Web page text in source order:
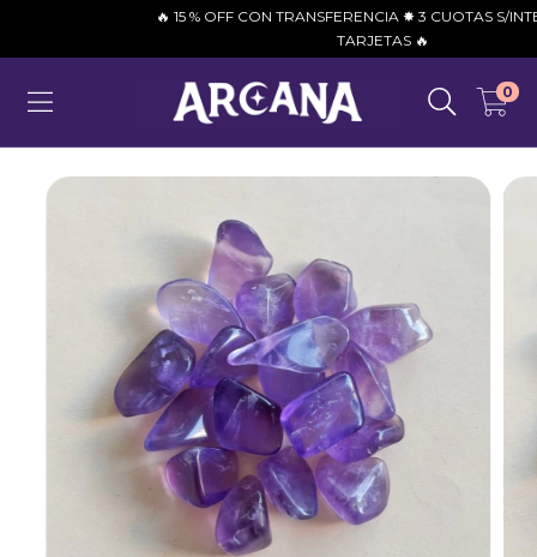
🔥 15 % OFF CON TRANSFERENCIA ✸ 3 CUOTAS S/INTERÉS
TARJETAS 🔥
0